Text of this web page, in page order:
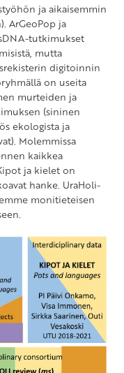
ja aikaisemmin
ArGeoPop ja
tutkimukset
mutta
digitoinnin
on useita
murteiden ja
(sininen
ekologista ja
Molemmissa
kaikkea
ja kielet on
hanke. UraHoli-
monitieteisen